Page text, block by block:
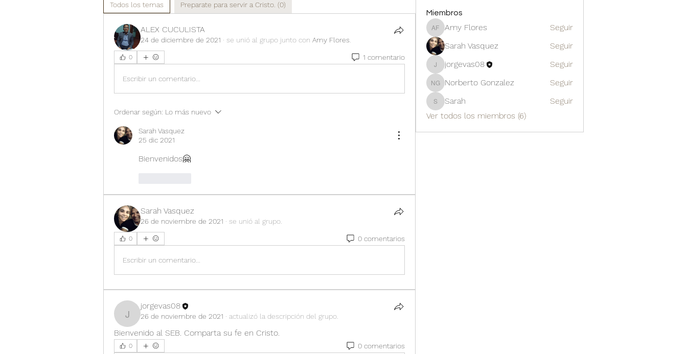
Todos los temas Preparate para servir a Cristo. (0)
ALEX CUCULISTA
24 de diciembre de 2021 · se unió al grupo junto con Amy Flores
0 1 comentario
Escribir un comentario...
Ordenar según: Lo más nuevo
Sarah Vasquez
25 dic 2021
Bienvenidos🤗
Sarah Vasquez
26 de noviembre de 2021 · se unió al grupo.
0 0 comentarios
Escribir un comentario...
jorgevas08
jorgevas08
26 de noviembre de 2021 · actualizó la descripción del grupo.
Bienvenido al SEB. Comparta su fe en Cristo.
0 0 comentarios
Miembros
Amy Flores
Amy Flores
Seguir
Sarah Vasquez
Seguir
jorgevas08
jorgevas08 Seguir
Norberto Gonzalez
Norberto Gonzalez Seguir
Sarah
Sarah
Seguir
Ver todos los miembros (6)